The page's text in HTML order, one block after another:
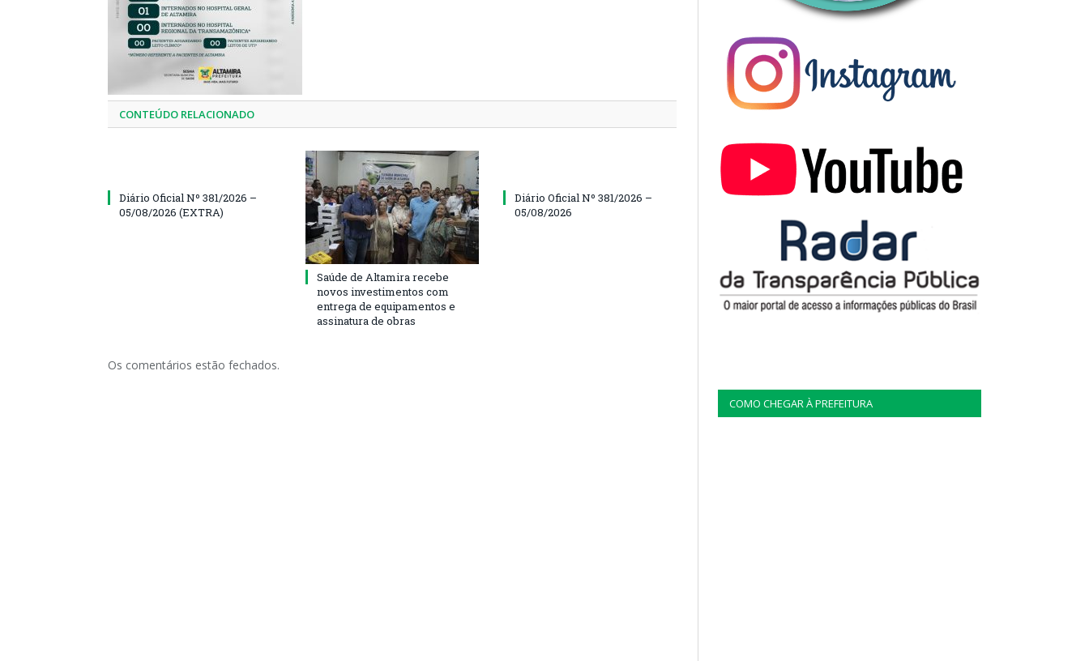
CONTEÚDO RELACIONADO
Diário Oficial Nº 381/2026 –
05/08/2026 (EXTRA)
Saúde de Altamira recebe
novos investimentos com
entrega de equipamentos e
assinatura de obras
Diário Oficial Nº 381/2026 –
05/08/2026
Os comentários estão fechados.
COMO CHEGAR À PREFEITURA